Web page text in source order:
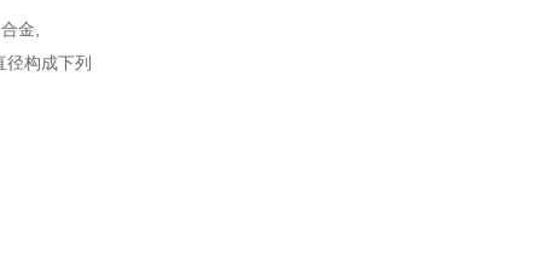
金,
构成下列